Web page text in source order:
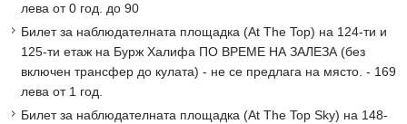
лева от 0 год. до 90
Билет за наблюдателната площадка (At The Top) на 124-ти и
125-ти етаж на Бурж Халифа ПО ВРЕМЕ НА ЗАЛЕЗА (без
включен трансфер до кулата) - не се предлага на място. - 169
лева от 1 год.
Билет за наблюдателната площадка (At The Top Sky) на 148-